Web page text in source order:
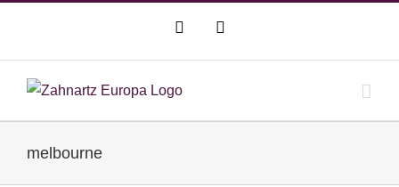
contenido
WhatsAppCorreo
melbourne